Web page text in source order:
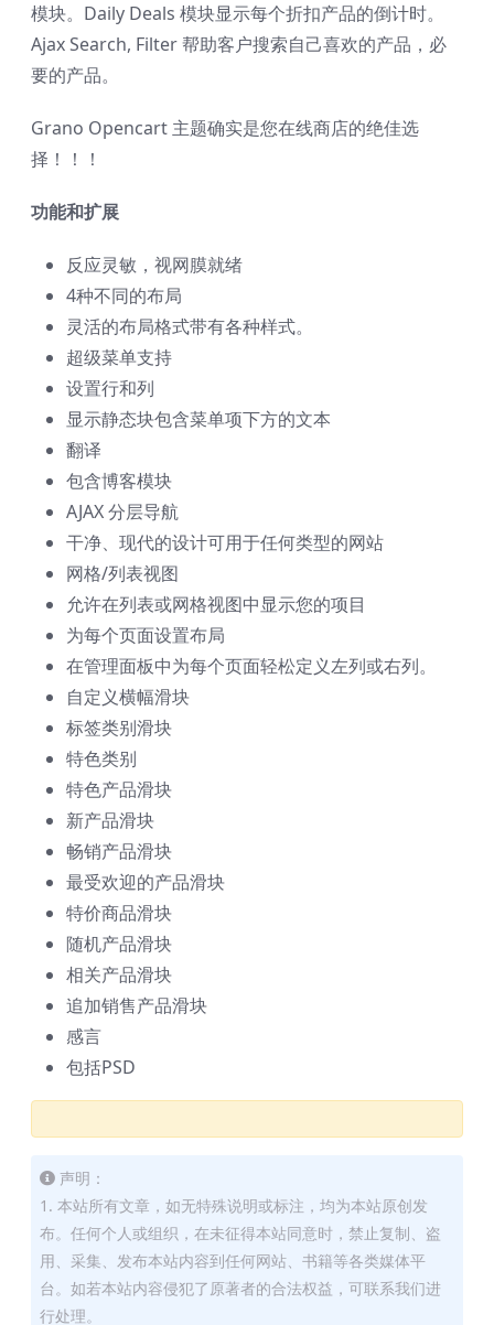
模块。Daily Deals 模块显示每个折扣产品的倒计时。
Ajax Search, Filter 帮助客户搜索自己喜欢的产品，必
要的产品。
Grano Opencart 主题确实是您在线商店的绝佳选
择！！！
功能和扩展
反应灵敏，视网膜就绪
4种不同的布局
灵活的布局格式带有各种样式。
超级菜单支持
设置行和列
显示静态块包含菜单项下方的文本
翻译
包含博客模块
AJAX 分层导航
干净、现代的设计可用于任何类型的网站
网格/列表视图
允许在列表或网格视图中显示您的项目
为每个页面设置布局
在管理面板中为每个页面轻松定义左列或右列。
自定义横幅滑块
标签类别滑块
特色类别
特色产品滑块
新产品滑块
畅销产品滑块
最受欢迎的产品滑块
特价商品滑块
随机产品滑块
相关产品滑块
追加销售产品滑块
感言
包括PSD
声明：
1. 本站所有文章，如无特殊说明或标注，均为本站原创发
布。任何个人或组织，在未征得本站同意时，禁止复制、盗
用、采集、发布本站内容到任何网站、书籍等各类媒体平
台。如若本站内容侵犯了原著者的合法权益，可联系我们进
行处理。